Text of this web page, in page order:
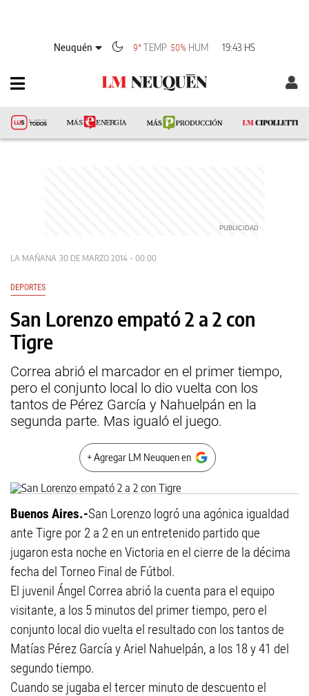
Neuquén 9°TEMP 50% HUM 19:43 HS
LA MAÑANA 30 DE MARZO 2014 - 00:00
DEPORTES
San Lorenzo empató 2 a 2 con
Tigre
Correa abrió el marcador en el primer tiempo,
pero el conjunto local lo dio vuelta con los
tantos de Pérez García y Nahuelpán en la
segunda parte. Mas igualó el juego.
+ Agregar LM Neuquen en
Buenos Aires.-San Lorenzo logró una agónica igualdad
ante Tigre por 2 a 2 en un entretenido partido que
jugaron esta noche en Victoria en el cierre de la décima
fecha del Torneo Final de Fútbol.
El juvenil Ángel Correa abrió la cuenta para el equipo
visitante, a los 5 minutos del primer tiempo, pero el
conjunto local dio vuelta el resultado con los tantos de
Matías Pérez García y Ariel Nahuelpán, a los 18 y 41 del
segundo tiempo.
Cuando se jugaba el tercer minuto de descuento el